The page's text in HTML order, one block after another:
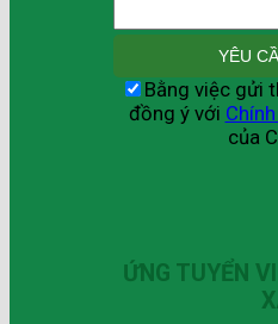
Bằng việc gửi
đồng ý với
của
ỨNG TUYỂN